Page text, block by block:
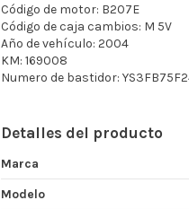
Código de motor: B207E
Código de caja cambios: M 5V
Año de vehículo: 2004
KM: 169008
Numero de bastidor:
Detalles del producto
Marca
Modelo